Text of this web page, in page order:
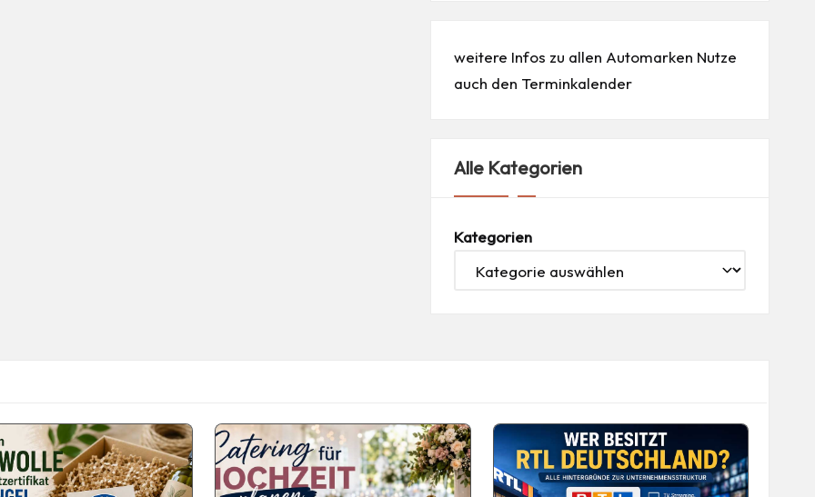
weitere Infos zu allen Automarken Nutze
auch den Terminkalender
Alle Kategorien
Kategorien